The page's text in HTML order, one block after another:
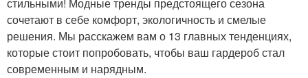
стильными! Модные тренды предстоящего сезона
сочетают в себе комфорт, экологичность и смелые
решения. Мы расскажем вам о 13 главных тенденциях,
которые стоит попробовать, чтобы ваш гардероб стал
современным и нарядным.